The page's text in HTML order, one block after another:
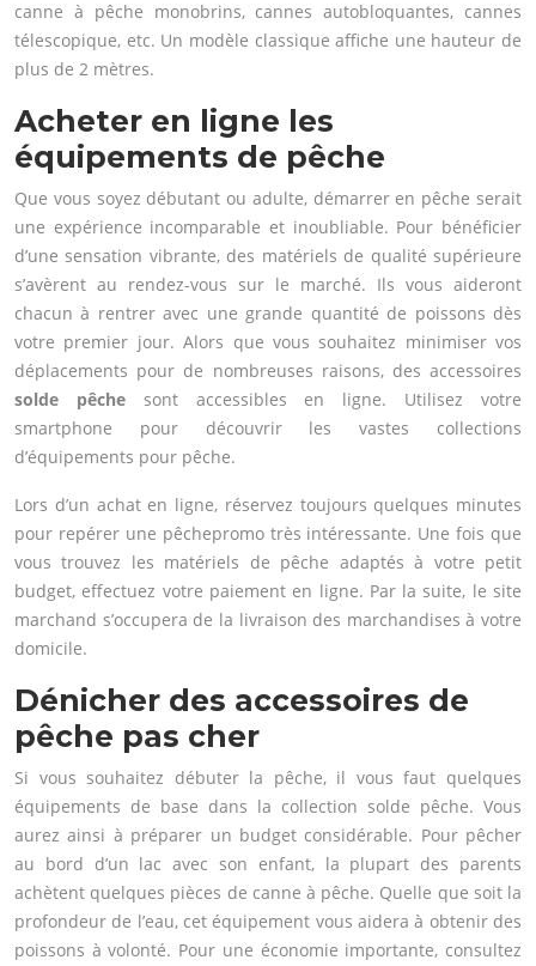
canne à pêche monobrins, cannes autobloquantes, cannes
télescopique, etc. Un modèle classique affiche une hauteur de
plus de 2 mètres.
Acheter en ligne les
équipements de pêche
Que vous soyez débutant ou adulte, démarrer en pêche serait
une expérience incomparable et inoubliable. Pour bénéficier
d’une sensation vibrante, des matériels de qualité supérieure
s’avèrent au rendez-vous sur le marché. Ils vous aideront
chacun à rentrer avec une grande quantité de poissons dès
votre premier jour. Alors que vous souhaitez minimiser vos
déplacements pour de nombreuses raisons, des accessoires
solde pêchesont accessibles en ligne. Utilisez votre
smartphone pour découvrir les vastes collections
d’équipements pour pêche.
Lors d’un achat en ligne, réservez toujours quelques minutes
pour repérer une pêchepromo très intéressante. Une fois que
vous trouvez les matériels de pêche adaptés à votre petit
budget, effectuez votre paiement en ligne. Par la suite, le site
marchand s’occupera de la livraison des marchandises à votre
domicile.
Dénicher des accessoires de
pêche pas cher
Si vous souhaitez débuter la pêche, il vous faut quelques
équipements de base dans la collection solde pêche. Vous
aurez ainsi à préparer un budget considérable. Pour pêcher
au bord d’un lac avec son enfant, la plupart des parents
achètent quelques pièces de canne à pêche. Quelle que soit la
profondeur de l’eau, cet équipement vous aidera à obtenir des
poissons à volonté. Pour une économie importante, consultez